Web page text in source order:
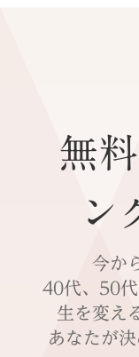
無
ン
今か
40代、50
生を変え
あなたが